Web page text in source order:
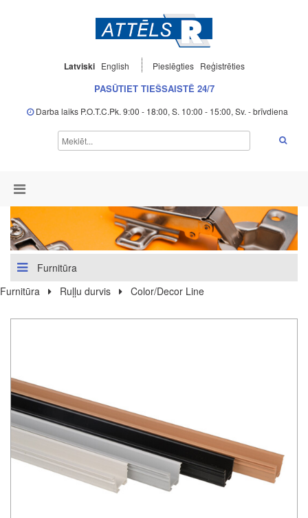
Latviski English Pieslēgties Reģistrēties
PASŪTIET TIEŠSAISTĒ 24/7
Darba laiks P.O.T.C.Pk. 9:00 - 18:00, S. 10:00 - 15:00, Sv. - brīvdiena
Furnitūra
Furnitūra
Ruļļu durvis Color/Decor Line